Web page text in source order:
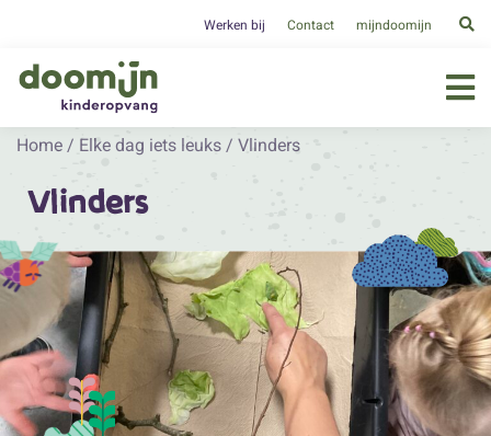
Werken bij Contact mijndoomijn
Home / Elke dag iets leuks / Vlinders
Vlinders